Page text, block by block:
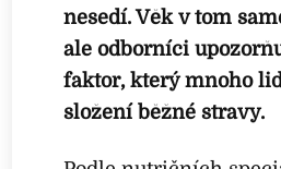
nesedí. Věk v tom
ale odborníci
faktor, který mnoho
složení běžné stravy.